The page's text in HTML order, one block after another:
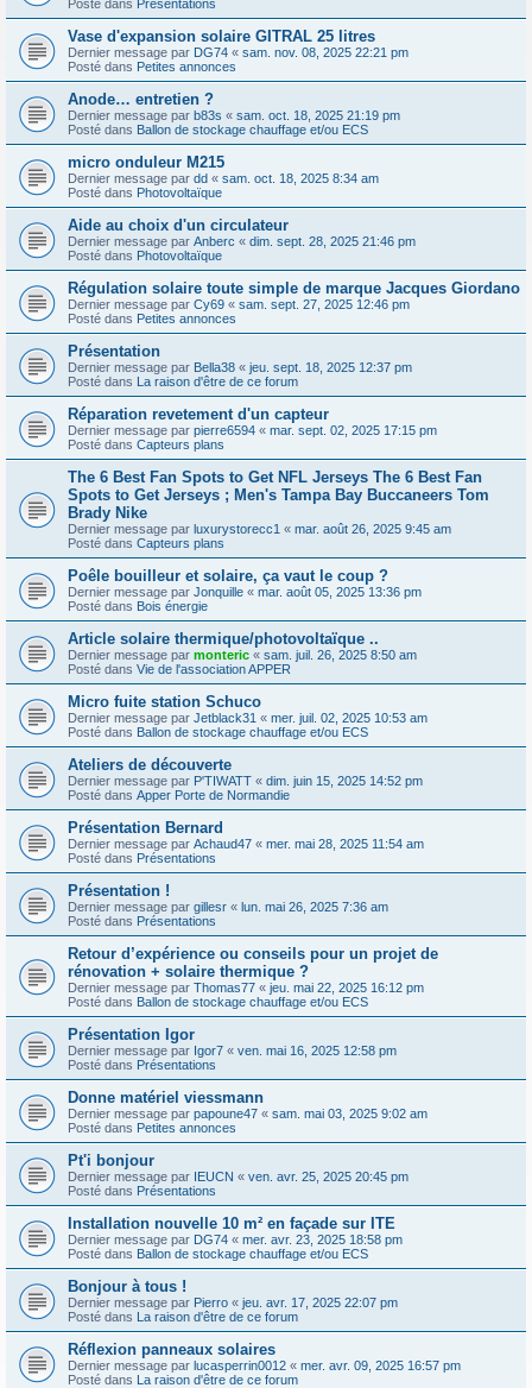
Posté dans Présentations
Vase d'expansion solaire GITRAL 25 litres
Dernier message par DG74 « sam. nov. 08, 2025 22:21 pm
Posté dans Petites annonces
Anode… entretien ?
Dernier message par b83s « sam. oct. 18, 2025 21:19 pm
Posté dans Ballon de stockage chauffage et/ou ECS
micro onduleur M215
Dernier message par dd « sam. oct. 18, 2025 8:34 am
Posté dans Photovoltaïque
Aide au choix d'un circulateur
Dernier message par Anberc « dim. sept. 28, 2025 21:46 pm
Posté dans Photovoltaïque
Régulation solaire toute simple de marque Jacques Giordano
Dernier message par Cy69 « sam. sept. 27, 2025 12:46 pm
Posté dans Petites annonces
Présentation
Dernier message par Bella38 « jeu. sept. 18, 2025 12:37 pm
Posté dans La raison d'être de ce forum
Réparation revetement d'un capteur
Dernier message par pierre6594 « mar. sept. 02, 2025 17:15 pm
Posté dans Capteurs plans
The 6 Best Fan Spots to Get NFL Jerseys The 6 Best Fan
Spots to Get Jerseys ; Men's Tampa Bay Buccaneers Tom
Brady Nike
Dernier message par luxurystorecc1 « mar. août 26, 2025 9:45 am
Posté dans Capteurs plans
Poêle bouilleur et solaire, ça vaut le coup ?
Dernier message par Jonquille « mar. août 05, 2025 13:36 pm
Posté dans Bois énergie
Article solaire thermique/photovoltaïque ..
Dernier message par monteric « sam. juil. 26, 2025 8:50 am
Posté dans Vie de l'association APPER
Micro fuite station Schuco
Dernier message par Jetblack31 « mer. juil. 02, 2025 10:53 am
Posté dans Ballon de stockage chauffage et/ou ECS
Ateliers de découverte
Dernier message par P'TIWATT « dim. juin 15, 2025 14:52 pm
Posté dans Apper Porte de Normandie
Présentation Bernard
Dernier message par Achaud47 « mer. mai 28, 2025 11:54 am
Posté dans Présentations
Présentation !
Dernier message par gillesr « lun. mai 26, 2025 7:36 am
Posté dans Présentations
Retour d’expérience ou conseils pour un projet de
rénovation + solaire thermique ?
Dernier message par Thomas77 « jeu. mai 22, 2025 16:12 pm
Posté dans Ballon de stockage chauffage et/ou ECS
Présentation Igor
Dernier message par Igor7 « ven. mai 16, 2025 12:58 pm
Posté dans Présentations
Donne matériel viessmann
Dernier message par papoune47 « sam. mai 03, 2025 9:02 am
Posté dans Petites annonces
Pt'i bonjour
Dernier message par IEUCN « ven. avr. 25, 2025 20:45 pm
Posté dans Présentations
Installation nouvelle 10 m² en façade sur ITE
Dernier message par DG74 « mer. avr. 23, 2025 18:58 pm
Posté dans Ballon de stockage chauffage et/ou ECS
Bonjour à tous !
Dernier message par Pierro « jeu. avr. 17, 2025 22:07 pm
Posté dans La raison d'être de ce forum
Réflexion panneaux solaires
Dernier message par lucasperrin0012 « mer. avr. 09, 2025 16:57 pm
Posté dans La raison d'être de ce forum